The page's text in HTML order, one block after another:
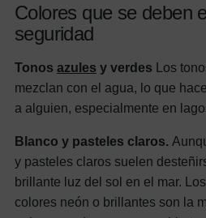
Colores que se deben
seguridad
Tonos azules y verdes
Los
mezclan con el agua, lo que
a alguien, especialmente en
Blanco y pasteles claros.
y pasteles claros suelen
brillante luz del sol en el mar.
colores neón o brillantes son la